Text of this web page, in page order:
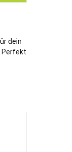
dein
Perfekt